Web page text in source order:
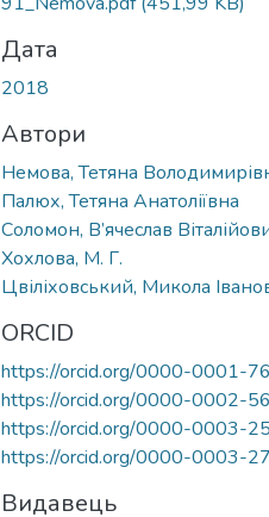
Дата
2018
Автори
Немова, Тетяна
Палюх, Тетяна Анатоліївна
Соломон, В’ячеслав
Хохлова, М. Г.
Цвіліховський, Микола
ORCID
https://orcid.org/0000-0001-
https://orcid.org/0000-0002-
https://orcid.org/0000-0003-
https://orcid.org/0000-0003-
Видавець